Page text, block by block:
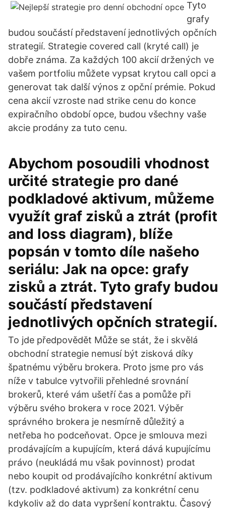
Tyto
grafy
budou součástí představení jednotlivých opčních
strategií. Strategie covered call (kryté call) je
dobře známa. Za každých 100 akcií držených ve
vašem portfoliu můžete vypsat krytou call opci a
generovat tak další výnos z opční prémie. Pokud
cena akcií vzroste nad strike cenu do konce
expiračního období opce, budou všechny vaše
akcie prodány za tuto cenu.
Abychom posoudili vhodnost
určité strategie pro dané
podkladové aktivum, můžeme
využít graf zisků a ztrát (profit
and loss diagram), blíže
popsán v tomto díle našeho
seriálu: Jak na opce: grafy
zisků a ztrát. Tyto grafy budou
součástí představení
jednotlivých opčních strategií.
To jde předpovědět Může se stát, že i skvělá
obchodní strategie nemusí být zisková díky
špatnému výběru brokera. Proto jsme pro vás
níže v tabulce vytvořili přehledné srovnání
brokerů, které vám ušetří čas a pomůže při
výběru svého brokera v roce 2021. Výběr
správného brokera je nesmírně důležitý a
netřeba ho podceňovat. Opce je smlouva mezi
prodávajícím a kupujícím, která dává kupujícímu
právo (neukládá mu však povinnost) prodat
nebo koupit od prodávajícího konkrétní aktivum
(tzv. podkladové aktivum) za konkrétní cenu
kdykoliv až do data vypršení kontraktu. Časový